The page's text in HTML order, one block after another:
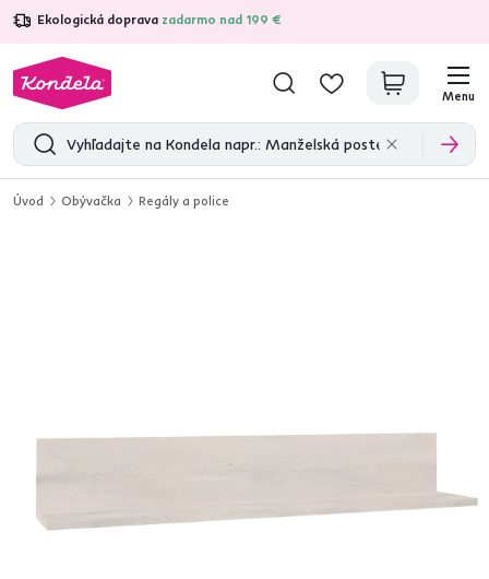
Ekologická doprava zadarmo nad 199 €
4,7 31 157overených produktových recenzií
Menu
Úvod Obývačka Regály a police